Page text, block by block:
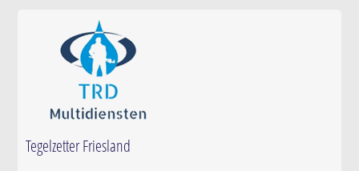
Tegelzetter Friesland